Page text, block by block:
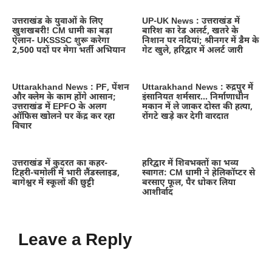
उत्तराखंड के युवाओं के लिए
खुशखबरी! CM धामी का बड़ा
ऐलान- UKSSSC शुरू करेगा
2,500 पदों पर मेगा भर्ती अभियान
UP-UK News : उत्तराखंड में
बारिश का रेड अलर्ट, खतरे के
निशान पर नदियां; श्रीनगर में डैम के
गेट खुले, हरिद्वार में अलर्ट जारी
Uttarakhand News : PF, पेंशन
और क्लेम के काम होंगे आसान;
उत्तराखंड में EPFO के अलग
ऑफिस खोलने पर केंद्र कर रहा
विचार
Uttarakhand News : रुद्रपुर में
इंसानियत शर्मसार… निर्माणाधीन
मकान में ले जाकर दोस्त की हत्या,
रोंगटे खड़े कर देगी वारदात
उत्तराखंड में कुदरत का कहर-
टिहरी-चमोली में भारी लैंडस्लाइड,
बागेश्वर में स्कूलों की छुट्टी
हरिद्वार में शिवभक्तों का भव्य
स्वागत: CM धामी ने हेलिकॉप्टर से
बरसाए फूल, पैर धोकर लिया
आशीर्वाद
Leave a Reply